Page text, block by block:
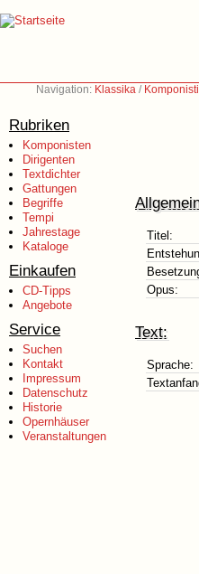
Navigation: Klassika /
Rubriken
Komponisten
Dirigenten
Textdichter
Gattungen
Begriffe
Tempi
Jahrestage
Kataloge
Einkaufen
CD-Tipps
Angebote
Service
Suchen
Kontakt
Impressum
Datenschutz
Historie
Opernhäuser
Veranstaltungen
Titel:
Opus:
Text:
Sprache: